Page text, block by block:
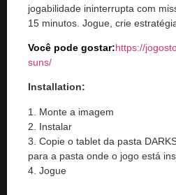
jogabilidade ininterrupta com
15 minutos. Jogue, crie
Você pode gostar:https://
suns/
Installation:
1. Monte a imagem
2. Instalar
3. Copie o tablet da pasta
para a pasta onde o jogo está
4. Jogue